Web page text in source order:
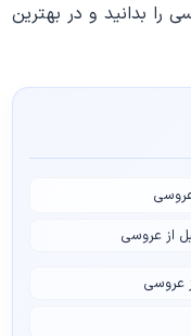
را بدانید و در بهترین
از عروسی
عروسی